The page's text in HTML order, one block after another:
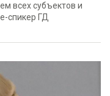
всех субъектов и
спикер ГД